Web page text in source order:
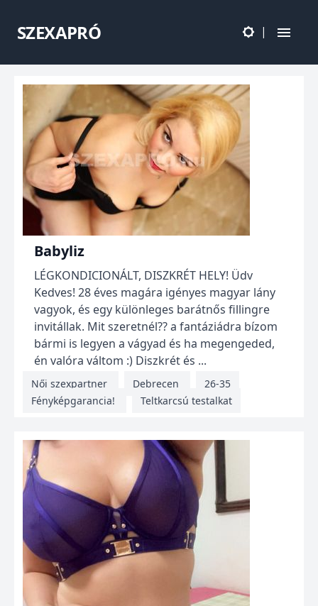
SZEXAPRÓ |
Babyliz
LÉGKONDICIONÁLT, DISZKRÉT HELY! Üdv
Kedves! 28 éves magára igényes magyar lány
vagyok, és egy különleges barátnős fillingre
invitállak. Mit szeretnél?? a fantáziádra bízom
bármi is legyen a vágyad és ha megengeded,
én valóra váltom :) Diszkrét és ...
Női szexpartner Debrecen
26-35
Fényképgarancia!
Teltkarcsú testalkat